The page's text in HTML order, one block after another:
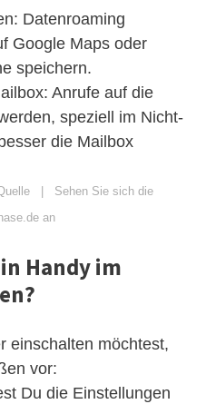
Datenroaming
Google Maps oder
speichern.
Anrufe auf die
speziell im Nicht-
die Mailbox
| Sehen Sie sich die
an
Handy im
einschalten möchtest,
vor:
Du die Einstellungen